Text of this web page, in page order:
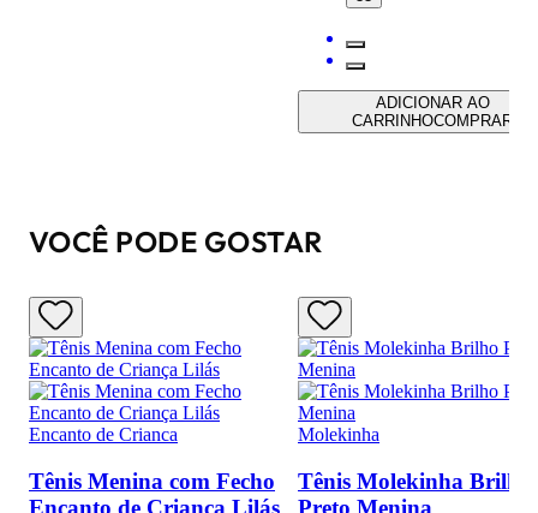
ADICIONAR AO
CARRINHOCOMPRAR
VOCÊ PODE GOSTAR
Encanto de Crianca
Tênis Menina com Fecho
Encanto de Criança Lilás
Molekinha
Tênis Molekinha Brilho
Preto Menina